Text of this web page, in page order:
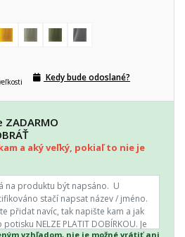
Kedy bude odoslané?
a aký veľký, pokiaľ to nie je
vzhľadom, nie je možné vrátiť ani